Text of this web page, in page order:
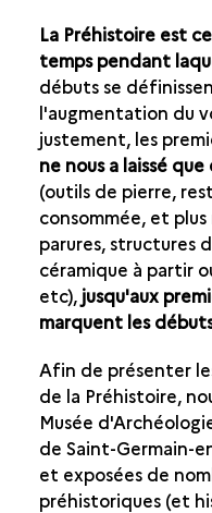
INTRODUCITON PAR
LES PIERRES TAILLÉES
COMMENT « LIRE » LES
COMMENT CES OBJETS
CE QUE NOUS DISENT
QUESTIONS FRÉQUENTES
La Préhistoire est
temps pendant
débuts se
l'augmentation du
justement, les
ne nous a laissé
(outils de pierre,
consommée, et
parures, structures
céramique à partir
etc), jusqu'aux
marquent les
Afin de présenter
de la Préhistoire,
Musée
de Saint-Germain-
et exposées de
préhistoriques (et